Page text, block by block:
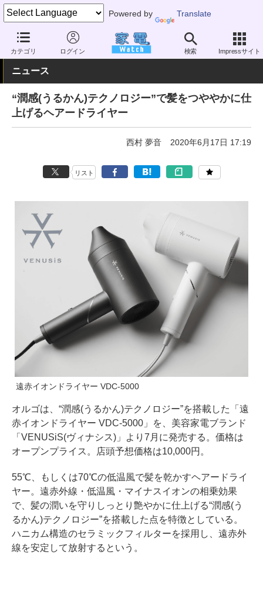
Powered by Translate
カテゴリ ログイン 検索 Impressサイト
家電 Watch ヘルスケア 美容家電 ドライヤー
ニュース
“潤感(うるかん)テクノロジー”で髪をつややかに仕
上げるヘアードライヤー
西村 夢音 2020年6月17日 17:19
リスト
遠赤イオンドライヤー VDC-5000
オルゴは、“潤感(うるかん)テクノロジー”を搭載した「遠
赤イオンドライヤー VDC-5000」を、美容家電ブランド
「VENUSiS(ヴィナシス)」より7月に発売する。価格は
オープンプライス。店頭予想価格は10,000円。
55℃、もしくは70℃の低温風で髪を乾かすヘアードライ
ヤー。遠赤外線・低温風・マイナスイオンの相乗効果
で、髪の潤いを守りしっとり艶やかに仕上げる“潤感(う
るかん)テクノロジー”を搭載した点を特徴としている。
ハニカム構造のセラミックフィルターを採用し、遠赤外
線を安定して放射するという。